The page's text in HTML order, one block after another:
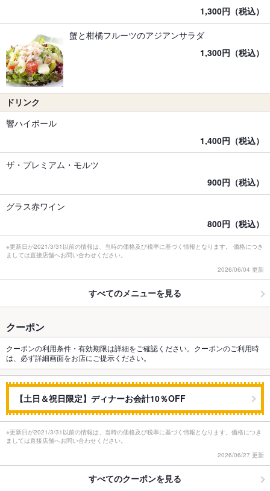
1,300円（税込）
蟹と柑橘フルーツのアジアンサラダ
1,300円（税込）
ドリンク
響ハイボール
1,400円（税込）
ザ・プレミアム・モルツ
900円（税込）
グラス赤ワイン
800円（税込）
※更新日が2021/3/31以前の情報は、当時の価格及び税率に基づく情報となります。 価格につき
ましては直接店舗へお問い合わせください。
2026/06/04 更新
すべてのメニューを見る
クーポン
クーポンの利用条件・有効期限は詳細をご確認ください。クーポンのご利用時
は、必ず詳細画面をお店にご提示ください。
【土日＆祝日限定】ディナーお会計10％OFF
※更新日が2021/3/31以前の情報は、当時の価格及び税率に基づく情報となります。価格につき
ましては直接店舗へお問い合わせください。
2026/06/27 更新
すべてのクーポンを見る